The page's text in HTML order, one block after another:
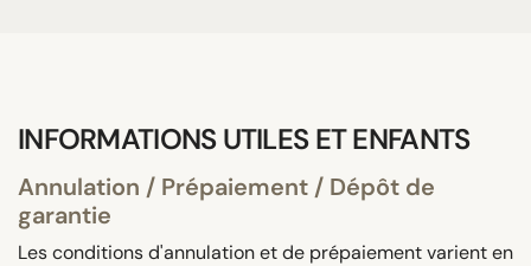
INFORMATIONS UTILES ET ENFANTS
Annulation / Prépaiement / Dépôt de
garantie
Les conditions d'annulation et de prépaiement varient en